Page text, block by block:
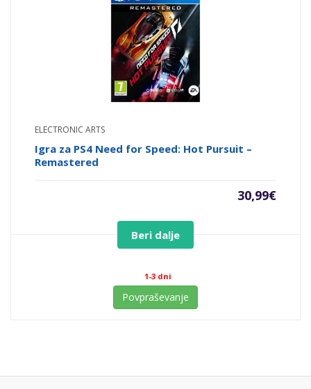
ELECTRONIC ARTS
Igra za PS4 Need for Speed: Hot Pursuit –
Remastered
30,99€
Beri dalje
1-3 dni
Povpraševanje